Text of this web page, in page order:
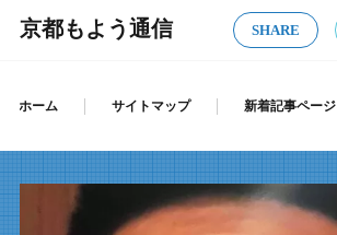
京都もよう通信 SHARE
ホーム サイトマップ 新着記事ページ